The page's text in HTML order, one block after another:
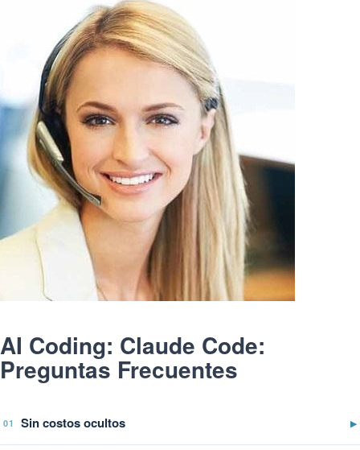
AI Coding: Claude Code:
Preguntas Frecuentes
01 Sin costos ocultos ▶